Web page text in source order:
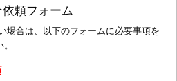
頼フォーム
場合は、以下のフォームに必要事項を